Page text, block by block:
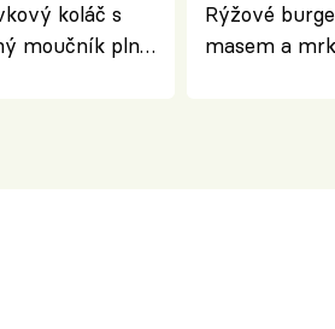
koláč s
moučník plný
Rýžové
masem a